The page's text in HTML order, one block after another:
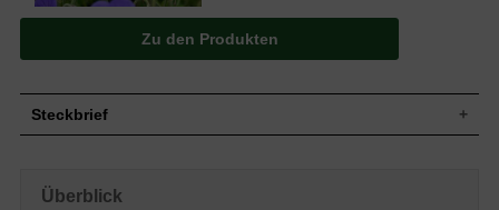
Zu den Produkten
Steckbrief
Wuchshöhe
Überblick